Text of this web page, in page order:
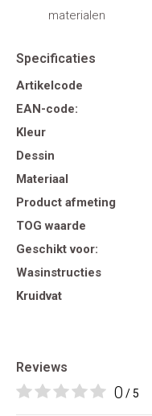
materialen
Specificaties
Artikelcode
EAN-code:
Kleur
Dessin
Materiaal
Product afmeting
TOG waarde
Geschikt voor:
Wasinstructies
Kruidvat
Reviews
0 / 5